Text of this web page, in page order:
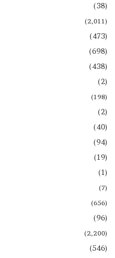
(38)
(2,011)
(473)
(698)
(438)
(2)
(198)
(2)
(40)
(94)
(19)
(1)
(7)
(656)
(96)
(2,200)
(546)